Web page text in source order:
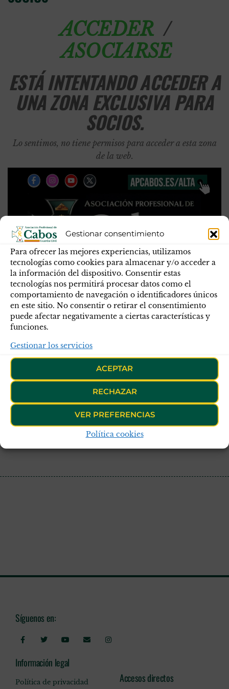
Gestionar consentimiento
Para ofrecer las mejores experiencias, utilizamos
tecnologías como cookies para almacenar y/o acceder a
la información del dispositivo. Consentir estas
tecnologías nos permitirá procesar datos como el
comportamiento de navegación o identificadores únicos
en este sitio. No consentir o retirar el consentimiento
puede afectar negativamente a ciertas características y
funciones.
Gestionar los servicios
ACEPTAR
RECHAZAR
VER PREFERENCIAS
Política cookies
ACCEDER/
ASOCIARSE
ESTÁ INTENTANDO ACCEDER A
UNA ZONA EXCLUSIVA PARA
SOCIOS.
Lo sentimos, no tiene permisos para acceder a esta zona
de la web.
Síguenos en:
Información legal
Política de privacidad Accesos directos